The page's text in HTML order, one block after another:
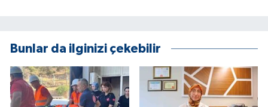
Bunlar da ilginizi çekebilir
SİYASET
SPOR HABERLERİ